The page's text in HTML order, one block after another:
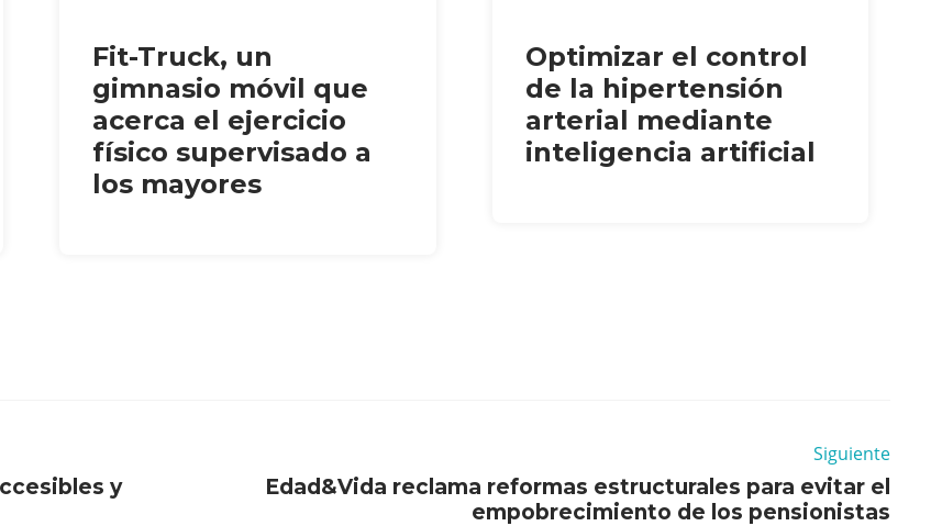
Fit-Truck, un
gimnasio móvil que
acerca el ejercicio
físico supervisado a
los mayores
Optimizar el control
de la hipertensión
arterial mediante
inteligencia artificial
y
Siguiente
Edad&Vida reclama reformas estructurales para evitar el
empobrecimiento de los pensionistas